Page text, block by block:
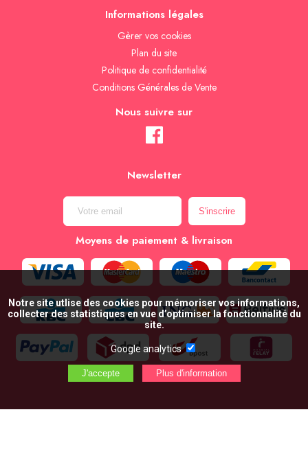
Informations légales
Gèrer vos cookies
Plan du site
Politique de confidentialité
Conditions Générales de Vente
Nous suivre sur
Newsletter
Moyens de paiement & livraison
Notre site utlise des cookies pour mémoriser vos informations,
collecter des statistiques en vue d’optimiser la fonctionnalité du
site.
Google analytics